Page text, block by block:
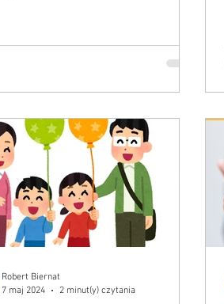
Robert Biernat
7 maj 2024
2 minut(y) czytania